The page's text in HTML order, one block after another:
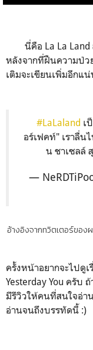
นี่คือ La La Land
หลังจากที่ฝืนความป่ว
เติมจะเขียนเพิ่มอีกแ
#LaLaland เ
อร์เฟคท์" เราลื่น
น ชาเซลล์
—
อ้างอิงจากทวิตเตอร์ของ
ครั้งหน้าอยากจะไปดู
Yesterday You ครับ
มีรีวิวให้คนที่สนใจอ่
อ่านจนถึงบรรทัดนี้ :)